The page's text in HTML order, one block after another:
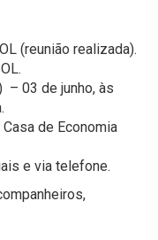
(reunião realizada).
– 03 de junho, às
de Economia
e via telefone.